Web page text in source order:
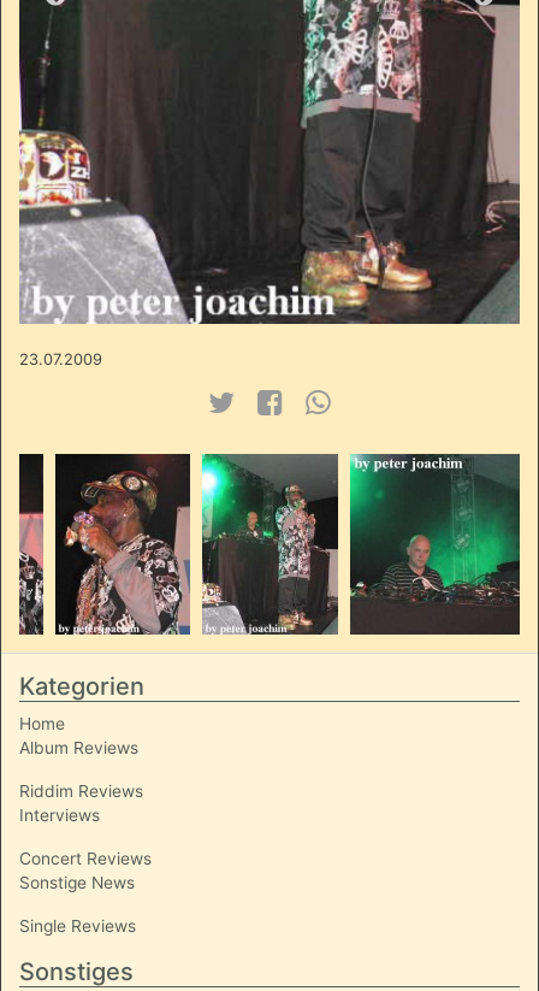
23.07.2009
Kategorien
Home
Album Reviews
Riddim Reviews
Interviews
Concert Reviews
Sonstige News
Single Reviews
Sonstiges